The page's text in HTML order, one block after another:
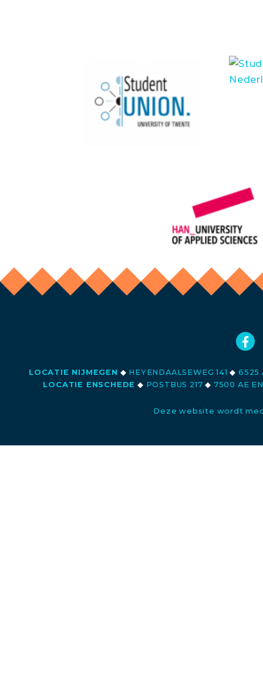
LOCATIE NIJMEGEN ◆ HEYENDAALSEWEG 141◆ 6525
LOCATIE ENSCHEDE ◆ POSTBUS 217◆ 7500 AE
Deze website wordt